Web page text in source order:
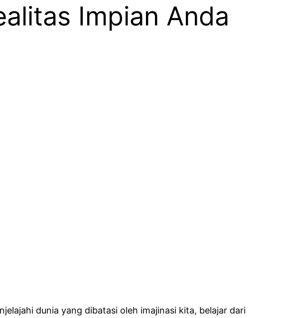
Impian Anda
dunia yang dibatasi oleh imajinasi kita, belajar dari